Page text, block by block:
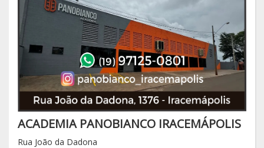
ACADEMIA PANOBIANCO IRACEMÁPOLIS
Rua João da Dadona